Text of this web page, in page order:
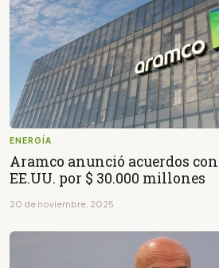
ENERGÍA
Aramco anunció acuerdos
EE.UU. por $ 30.000 millones
20 de noviembre, 2025